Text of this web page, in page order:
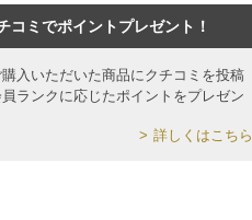
コミでポイントプレゼント！
入いただいた商品にクチコミを投稿
ランクに応じたポイントをプレゼン
詳しくはこちら